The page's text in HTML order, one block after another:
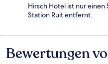
Hirsch Hotel ist nur
Station Ruit entfernt.
Bewertungen
Bewertungen